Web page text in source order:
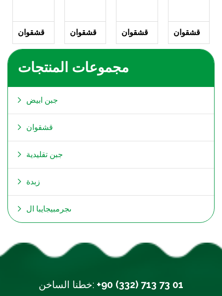
قشقوان قشقوان قشقوان قشقوان
مجموعات المنتجات
جبن ابیض
قشقوان
جبن تقلیدیة
زبدة
ىجرمبيجايبا ال
خطنا الساخن: +90 (332) 713 73 01